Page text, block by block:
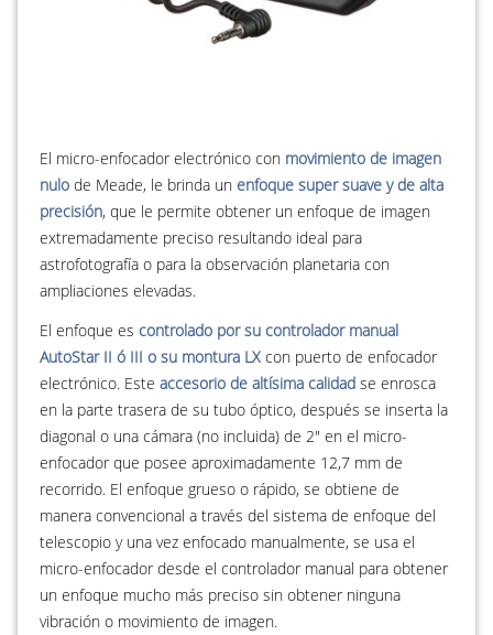
El micro-enfocador electrónico con movimiento de imagen
nulo de Meade, le brinda un enfoque super suave y de alta
precisión, que le permite obtener un enfoque de imagen
extremadamente preciso resultando ideal para
astrofotografía o para la observación planetaria con
ampliaciones elevadas.
El enfoque es controlado por su controlador manual
AutoStar II ó III o su montura LX con puerto de enfocador
electrónico. Este accesorio de altísima calidad se enrosca
en la parte trasera de su tubo óptico, después se inserta la
diagonal o una cámara (no incluida) de 2" en el micro-
enfocador que posee aproximadamente 12,7 mm de
recorrido. El enfoque grueso o rápido, se obtiene de
manera convencional a través del sistema de enfoque del
telescopio y una vez enfocado manualmente, se usa el
micro-enfocador desde el controlador manual para obtener
un enfoque mucho más preciso sin obtener ninguna
vibración o movimiento de imagen.